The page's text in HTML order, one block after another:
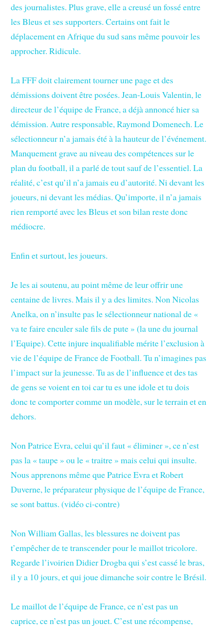
des journalistes. Plus grave, elle a creusé un fossé entre
les Bleus et ses supporters. Certains ont fait le
déplacement en Afrique du sud sans même pouvoir les
approcher. Ridicule.
La FFF doit clairement tourner une page et des
démissions doivent être posées. Jean-Louis Valentin, le
directeur de l’équipe de France, a déjà annoncé hier sa
démission. Autre responsable, Raymond Domenech. Le
sélectionneur n’a jamais été à la hauteur de l’événement.
Manquement grave au niveau des compétences sur le
plan du football, il a parlé de tout sauf de l’essentiel. La
réalité, c’est qu’il n’a jamais eu d’autorité. Ni devant les
joueurs, ni devant les médias. Qu’importe, il n’a jamais
rien remporté avec les Bleus et son bilan reste donc
médiocre.
Enfin et surtout, les joueurs.
Je les ai soutenu, au point même de leur offrir une
centaine de livres. Mais il y a des limites. Non Nicolas
Anelka, on n’insulte pas le sélectionneur national de «
va te faire enculer sale fils de pute » (la une du journal
l’Equipe). Cette injure inqualifiable mérite l’exclusion à
vie de l’équipe de France de Football. Tu n’imagines pas
l’impact sur la jeunesse. Tu as de l’influence et des tas
de gens se voient en toi car tu es une idole et tu dois
donc te comporter comme un modèle, sur le terrain et en
dehors.
Non Patrice Evra, celui qu’il faut « éliminer », ce n’est
pas la « taupe » ou le « traitre » mais celui qui insulte.
Nous apprenons même que Patrice Evra et Robert
Duverne, le préparateur physique de l’équipe de France,
se sont battus. (vidéo ci-contre)
Non William Gallas, les blessures ne doivent pas
t’empêcher de te transcender pour le maillot tricolore.
Regarde l’ivoirien Didier Drogba qui s’est cassé le bras,
il y a 10 jours, et qui joue dimanche soir contre le Brésil.
Le maillot de l’équipe de France, ce n’est pas un
caprice, ce n’est pas un jouet. C’est une récompense,